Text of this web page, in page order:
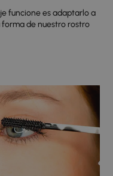
funcione es adaptarlo a
de nuestro rostro